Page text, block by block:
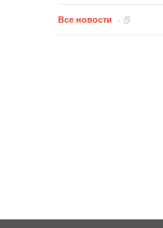
Все новости